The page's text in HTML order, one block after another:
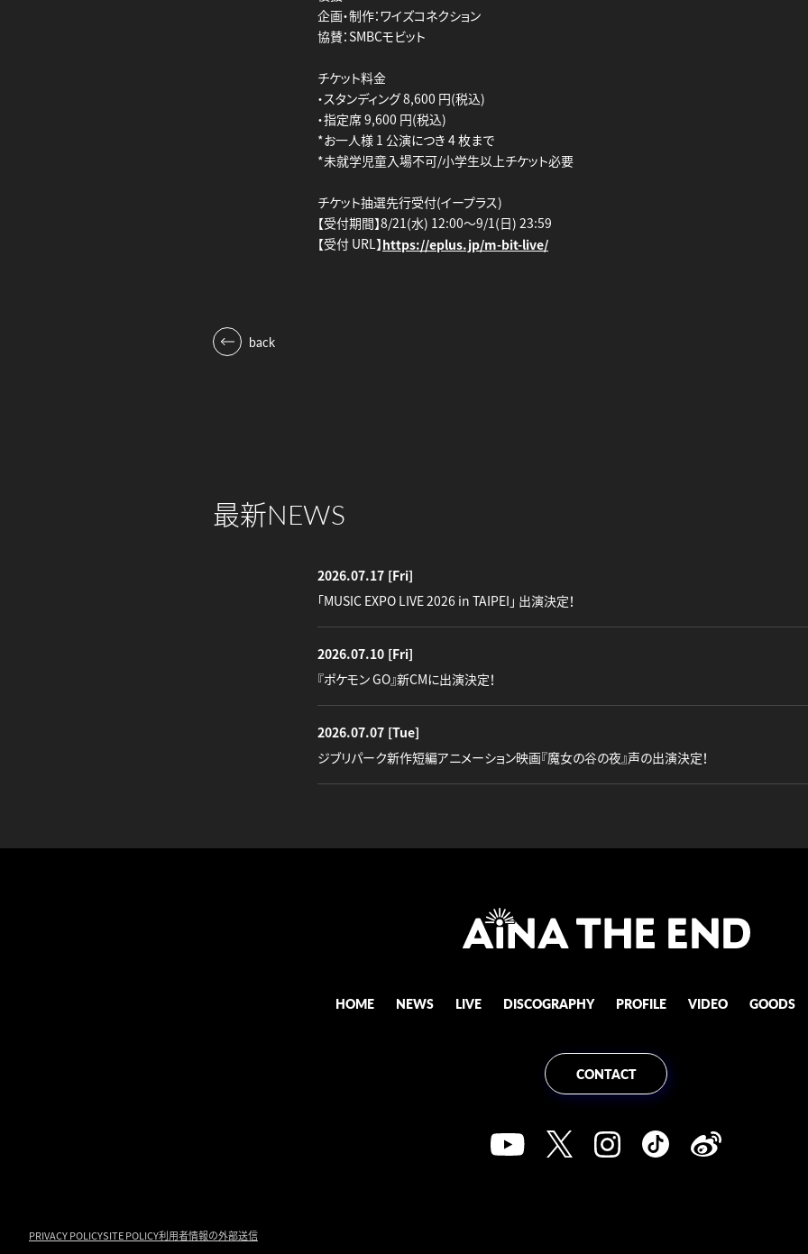
企画・制作：ワイズコネクション
協賛：SMBCモビット
チケット料金
・スタンディング 8,600 円(税込)
・指定席 9,600 円(税込)
*お一人様 1 公演につき 4 枚まで
*未就学児童入場不可/小学生以上チケット必要
チケット抽選先行受付(イープラス)
【受付期間】8/21(水) 12:00～9/1(日) 23:59
【受付 URL】https://eplus.jp/m-bit-live/
back
最新NEWS
2026.07.17 [Fri]
「MUSIC EXPO LIVE 2026 in TAIPEI」 出演決定！
2026.07.10 [Fri]
『ポケモン GO』新CMに出演決定！
2026.07.07 [Tue]
ジブリパーク新作短編アニメーション映画『魔女の谷の夜』声の出演決定！
HOME NEWS LIVE DISCOGRAPHY PROFILE VIDEO GOODS
CONTACT
PRIVACY POLICYSITE POLICY利用者情報の外部送信